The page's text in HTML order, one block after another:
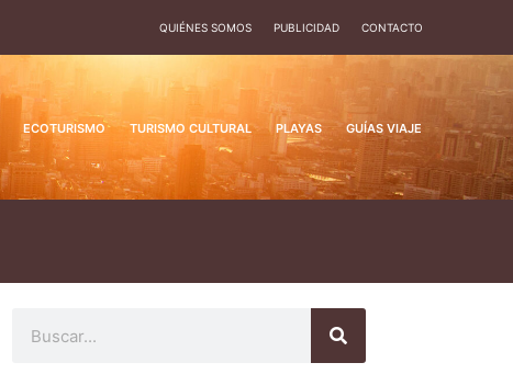
QUIÉNES SOMOS PUBLICIDAD CONTACTO
ECOTURISMO TURISMO CULTURAL PLAYAS GUÍAS VIAJE